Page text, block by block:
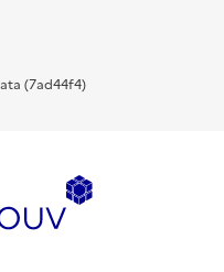
(7ad44f4)